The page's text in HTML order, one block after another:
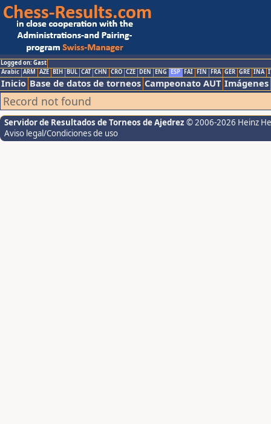
Logged on: Gast
Arabic ARM AZE BIH BUL CAT CHN CRO CZE DEN ENG ESP FAI FIN FRA GER GRE INA
Inicio Base de datos de torneos Campeonato AUT Imágenes
Record not found
Servidor de Resultados de Torneos de Ajedrez © 2006-2026 Heinz
Aviso legal/Condiciones de uso